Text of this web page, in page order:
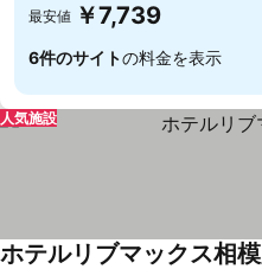
最安値 ￥7,739
6件のサイトの料金を表示
人気施設
ホテルリブマックス相